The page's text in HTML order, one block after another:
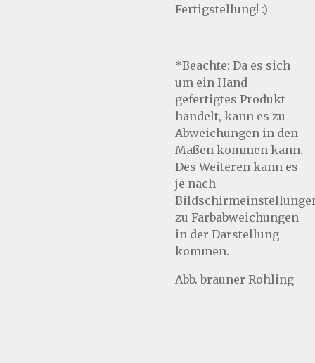
Fertigstellung! :)
*Beachte: Da es sich
um ein Hand
gefertigtes Produkt
handelt, kann es zu
Abweichungen in den
Maßen kommen kann.
Des Weiteren kann es
je nach
zu Farbabweichungen
in der Darstellung
kommen.
Abb. brauner Rohling